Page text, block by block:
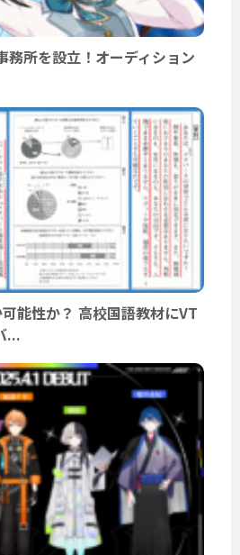
所を設立！オーディション
能性か？ 高校国語教材にVT
...